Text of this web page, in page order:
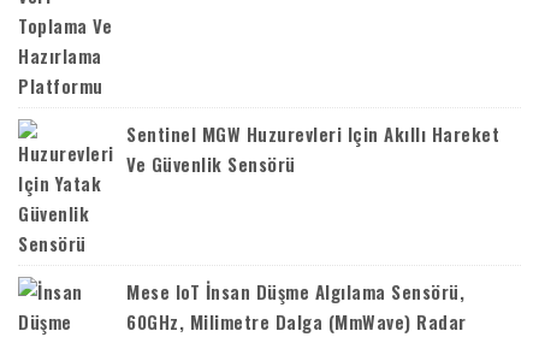
Sentinel MGW Huzurevleri Için Akıllı Hareket
Ve Güvenlik Sensörü
Mese IoT İnsan Düşme Algılama Sensörü,
60GHz, Milimetre Dalga (mmWave) Radar